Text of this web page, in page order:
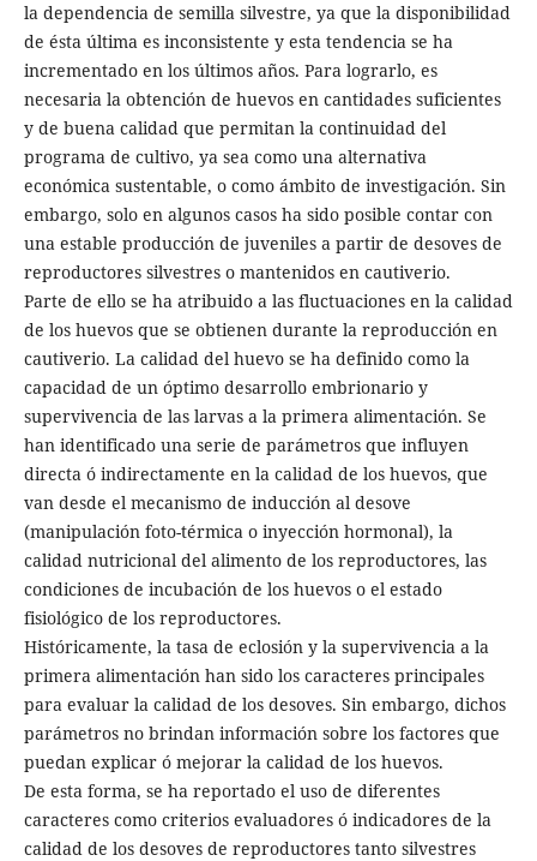
la dependencia de semilla silvestre, ya que la disponibilidad
de ésta última es inconsistente y esta tendencia se ha
incrementado en los últimos años. Para lograrlo, es
necesaria la obtención de huevos en cantidades suficientes
y de buena calidad que permitan la continuidad del
programa de cultivo, ya sea como una alternativa
económica sustentable, o como ámbito de investigación. Sin
embargo, solo en algunos casos ha sido posible contar con
una estable producción de juveniles a partir de desoves de
reproductores silvestres o mantenidos en cautiverio.
Parte de ello se ha atribuido a las fluctuaciones en la calidad
de los huevos que se obtienen durante la reproducción en
cautiverio. La calidad del huevo se ha definido como la
capacidad de un óptimo desarrollo embrionario y
supervivencia de las larvas a la primera alimentación. Se
han identificado una serie de parámetros que influyen
directa ó indirectamente en la calidad de los huevos, que
van desde el mecanismo de inducción al desove
(manipulación foto-térmica o inyección hormonal), la
calidad nutricional del alimento de los reproductores, las
condiciones de incubación de los huevos o el estado
fisiológico de los reproductores.
Históricamente, la tasa de eclosión y la supervivencia a la
primera alimentación han sido los caracteres principales
para evaluar la calidad de los desoves. Sin embargo, dichos
parámetros no brindan información sobre los factores que
puedan explicar ó mejorar la calidad de los huevos.
De esta forma, se ha reportado el uso de diferentes
caracteres como criterios evaluadores ó indicadores de la
calidad de los desoves de reproductores tanto silvestres